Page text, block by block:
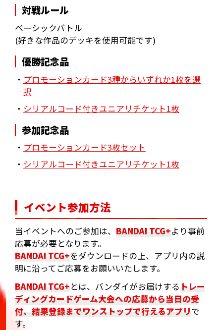
対戦ルール
ベーシックバトル
(好きな作品のデッキを使用可能です)
優勝記念品
・ プロモーションカード3種からいずれか1枚を選
択
・ シリアルコード付きユニアリチケット1枚
参加記念品
・ プロモーションカード3枚セット
・ シリアルコード付きユニアリチケット1枚
イベント参加方法
当イベントへのご参加は、 BANDAI TCG+より事前
応募が必要となります。
BANDAI TCG+をダウンロードの上、アプリ内の説
明に沿ってご応募をお願いいたします。
BANDAI TCG+とは、バンダイがお届けする トレー
ディングカードゲーム大会への応募から当日の受
付、結果登録までワンストップで行えるアプリで
す。